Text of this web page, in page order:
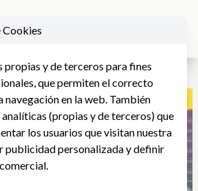
Cookies
y de terceros para fines
que permiten el correcto
en la web. También
(propias y de terceros) que
los usuarios que visitan nuestra
publicidad personalizada y definir